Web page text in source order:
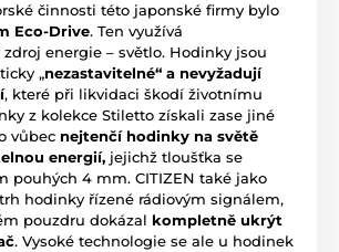
činnosti této japonské firmy bylo
Eco-Drive. Ten využívá
energie – světlo. Hodinky jsou
„nezastavitelné“ a nevyžadují
, které při likvidaci škodí životnímu
z kolekce Stiletto získali zase jiné
vůbec nejtenčí hodinky na světě
energií, jejichž tloušťka se
pouhých 4 mm. CITIZEN také jako
hodinky řízené rádiovým signálem,
pouzdru dokázal kompletně ukrýt
. Vysoké technologie se ale u hodinek